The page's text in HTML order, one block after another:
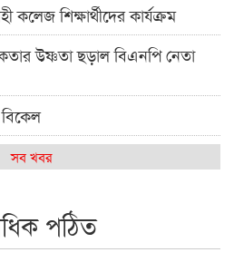
কলেজ শিক্ষার্থীদের কার্যক্রম
উষ্ণতা ছড়াল বিএনপি নেতা
মধ্যবিত্তরা
ও পুরস্কার বিতরণ
সব খবর
পঠিত